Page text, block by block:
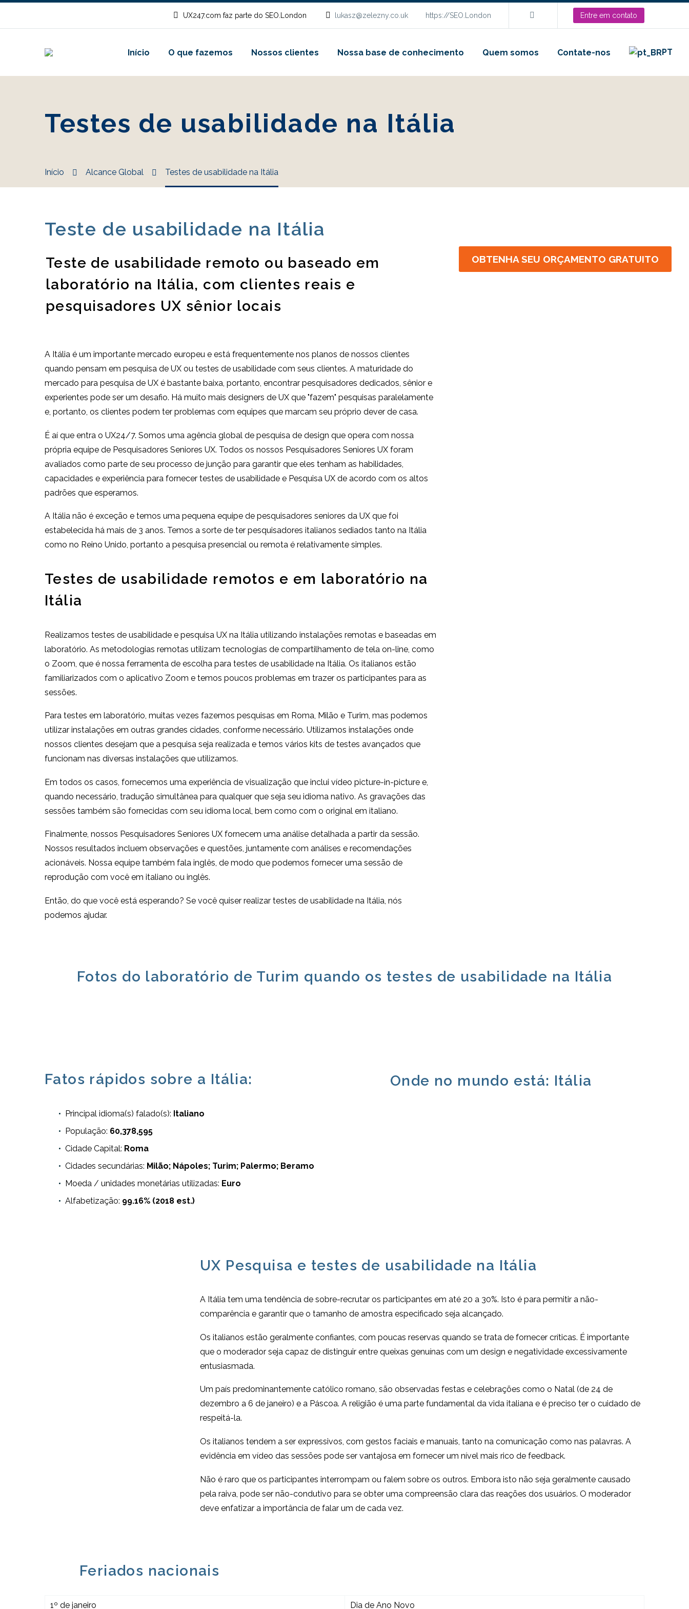
UX247.com faz parte do SEO.London lukasz@zelezny.co.uk https://SEO.London Entre em contato
Início O que fazemos Nossos clientes Nossa base de conhecimento Quem somos Contate-nos PT
Testes de usabilidade na Itália
Início Alcance Global Testes de usabilidade na Itália
Teste de usabilidade na Itália
Teste de usabilidade remoto ou baseado em
laboratório na Itália, com clientes reais e
pesquisadores UX sênior locais
OBTENHA SEU ORÇAMENTO GRATUITO
A Itália é um importante mercado europeu e está frequentemente nos planos de nossos clientes
quando pensam em pesquisa de UX ou testes de usabilidade com seus clientes. A maturidade do
mercado para pesquisa de UX é bastante baixa, portanto, encontrar pesquisadores dedicados, sênior e
experientes pode ser um desafio. Há muito mais designers de UX que "fazem" pesquisas paralelamente
e, portanto, os clientes podem ter problemas com equipes que marcam seu próprio dever de casa.
É aí que entra o UX24/7. Somos uma agência global de pesquisa de design que opera com nossa
própria equipe de Pesquisadores Seniores UX. Todos os nossos Pesquisadores Seniores UX foram
avaliados como parte de seu processo de junção para garantir que eles tenham as habilidades,
capacidades e experiência para fornecer testes de usabilidade e Pesquisa UX de acordo com os altos
padrões que esperamos.
A Itália não é exceção e temos uma pequena equipe de pesquisadores seniores da UX que foi
estabelecida há mais de 3 anos. Temos a sorte de ter pesquisadores italianos sediados tanto na Itália
como no Reino Unido, portanto a pesquisa presencial ou remota é relativamente simples.
Testes de usabilidade remotos e em laboratório na
Itália
Realizamos testes de usabilidade e pesquisa UX na Itália utilizando instalações remotas e baseadas em
laboratório. As metodologias remotas utilizam tecnologias de compartilhamento de tela on-line, como
o Zoom, que é nossa ferramenta de escolha para testes de usabilidade na Itália. Os italianos estão
familiarizados com o aplicativo Zoom e temos poucos problemas em trazer os participantes para as
sessões.
Para testes em laboratório, muitas vezes fazemos pesquisas em Roma, Milão e Turim, mas podemos
utilizar instalações em outras grandes cidades, conforme necessário. Utilizamos instalações onde
nossos clientes desejam que a pesquisa seja realizada e temos vários kits de testes avançados que
funcionam nas diversas instalações que utilizamos.
Em todos os casos, fornecemos uma experiência de visualização que inclui vídeo picture-in-picture e,
quando necessário, tradução simultânea para qualquer que seja seu idioma nativo. As gravações das
sessões também são fornecidas com seu idioma local, bem como com o original em italiano.
Finalmente, nossos Pesquisadores Seniores UX fornecem uma análise detalhada a partir da sessão.
Nossos resultados incluem observações e questões, juntamente com análises e recomendações
acionáveis. Nossa equipe também fala inglês, de modo que podemos fornecer uma sessão de
reprodução com você em italiano ou inglês.
Então, do que você está esperando? Se você quiser realizar testes de usabilidade na Itália, nós
podemos ajudar.
Fotos do laboratório de Turim quando os testes de usabilidade na Itália
Fatos rápidos sobre a Itália:
Principal idioma(s) falado(s): Italiano
População: 60,378,595
Cidade Capital: Roma
Cidades secundárias: Milão; Nápoles; Turim; Palermo; Beramo
Moeda / unidades monetárias utilizadas: Euro
Alfabetização: 99.16% (2018 est.)
Onde no mundo está: Itália
UX Pesquisa e testes de usabilidade na Itália
A Itália tem uma tendência de sobre-recrutar os participantes em até 20 a 30%. Isto é para permitir a não-
comparência e garantir que o tamanho de amostra especificado seja alcançado.
Os italianos estão geralmente confiantes, com poucas reservas quando se trata de fornecer críticas. É importante
que o moderador seja capaz de distinguir entre queixas genuínas com um design e negatividade excessivamente
entusiasmada.
Um país predominantemente católico romano, são observadas festas e celebrações como o Natal (de 24 de
dezembro a 6 de janeiro) e a Páscoa. A religião é uma parte fundamental da vida italiana e é preciso ter o cuidado de
respeitá-la.
Os italianos tendem a ser expressivos, com gestos faciais e manuais, tanto na comunicação como nas palavras. A
evidência em vídeo das sessões pode ser vantajosa em fornecer um nível mais rico de feedback.
Não é raro que os participantes interrompam ou falem sobre os outros. Embora isto não seja geralmente causado
pela raiva, pode ser não-condutivo para se obter uma compreensão clara das reações dos usuários. O moderador
deve enfatizar a importância de falar um de cada vez.
Feriados nacionais
1º de janeiro Dia de Ano Novo